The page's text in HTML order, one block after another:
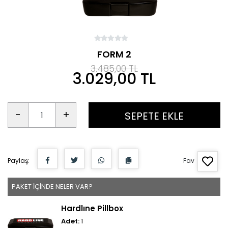
FORM 2
3.485,00 TL
3.029,00 TL
- + SEPETE EKLE
Paylaş: Fav
PAKET İÇİNDE NELER VAR?
Hardlıne Pillbox
Adet:1